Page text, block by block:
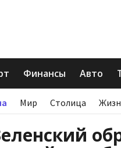
Финансы Авто
Мир Столица